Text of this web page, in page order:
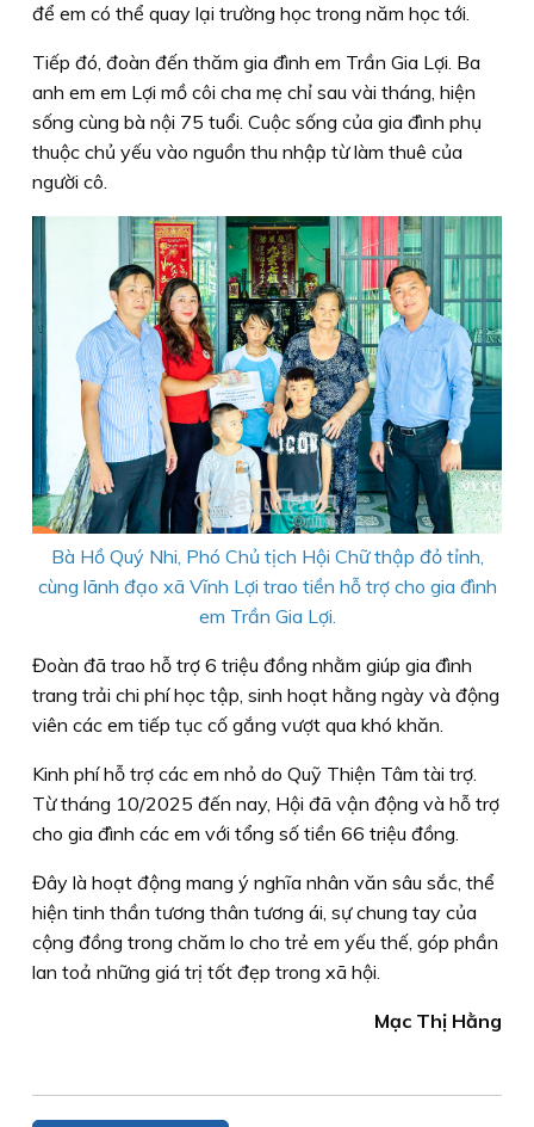
để em có thể quay lại trường học trong năm học tới.
Tiếp đó, đoàn đến thăm gia đình em Trần Gia Lợi. Ba
anh em em Lợi mồ côi cha mẹ chỉ sau vài tháng, hiện
sống cùng bà nội 75 tuổi. Cuộc sống của gia đình phụ
thuộc chủ yếu vào nguồn thu nhập từ làm thuê của
người cô.
Bà Hồ Quý Nhi, Phó Chủ tịch Hội Chữ thập đỏ tỉnh,
cùng lãnh đạo xã Vĩnh Lợi trao tiền hỗ trợ cho gia đình
em Trần Gia Lợi.
Đoàn đã trao hỗ trợ 6 triệu đồng nhằm giúp gia đình
trang trải chi phí học tập, sinh hoạt hằng ngày và động
viên các em tiếp tục cố gắng vượt qua khó khăn.
Kinh phí hỗ trợ các em nhỏ do Quỹ Thiện Tâm tài trợ.
Từ tháng 10/2025 đến nay, Hội đã vận động và hỗ trợ
cho gia đình các em với tổng số tiền 66 triệu đồng.
Đây là hoạt động mang ý nghĩa nhân văn sâu sắc, thể
hiện tinh thần tương thân tương ái, sự chung tay của
cộng đồng trong chăm lo cho trẻ em yếu thế, góp phần
lan toả những giá trị tốt đẹp trong xã hội.
Mạc Thị Hằng